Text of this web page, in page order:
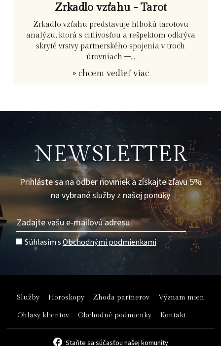
Zrkadlo vzťahu - Tarot
Zrkadlo vzťahu predstavuje hlbokú tarotovu
analýzu, ktorá s citlivosťou a rešpektom odkrýva
skryté vrstvy partnerského spojenia v troch
úrovniach –...
» chcem vedieť viac
NEWSLETTER
Prihláste sa na odber noviniek a získajte zľavu 5%
na vybrané služby z našej ponuky
Súhlasím sObchodnými podmienkami
Služby Horoskopy Zhoda partnerov Význam mien
Ohlasy klientov Obchodné podmienky Kontakt
Staňte sa súčasťou našej komunity